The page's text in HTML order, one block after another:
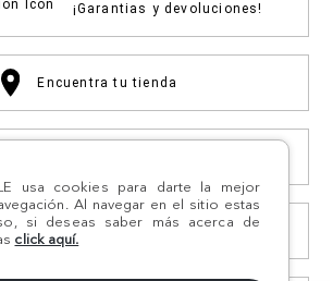
usa cookies para darte la mejor
Al navegar en el sitio estas
si deseas saber más acerca de
click aquí.
¡Garantias y devoluciones!
Encuentra tu tienda
Otras solicitudes